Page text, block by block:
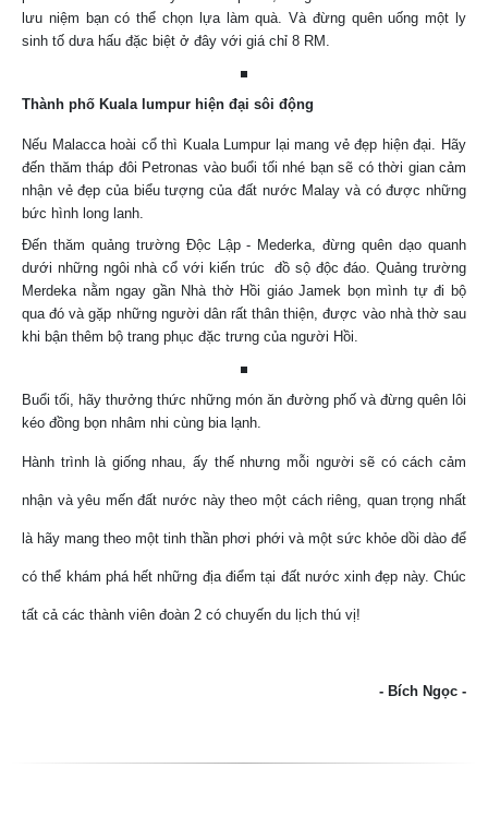
lưu niệm bạn có thể chọn lựa làm quà. Và đừng quên uống một ly
sinh tố dưa hấu đặc biệt ở đây với giá chỉ 8 RM.
Thành phố Kuala lumpur hiện đại sôi động
Nếu Malacca hoài cổ thì Kuala Lumpur lại mang vẻ đẹp hiện đại. Hãy
đến thăm tháp đôi Petronas vào buổi tối nhé bạn sẽ có thời gian cảm
nhận vẻ đẹp của biểu tượng của đất nước Malay và có được những
bức hình long lanh.
Đến thăm quảng trường Độc Lập - Mederka, đừng quên dạo quanh
dưới những ngôi nhà cổ với kiến trúc đồ sộ độc đáo. Quảng trường
Merdeka nằm ngay gần Nhà thờ Hồi giáo Jamek bọn mình tự đi bộ
qua đó và gặp những người dân rất thân thiện, được vào nhà thờ sau
khi bận thêm bộ trang phục đặc trưng của người Hồi.
Buổi tối, hãy thưởng thức những món ăn đường phố và đừng quên lôi
kéo đồng bọn nhâm nhi cùng bia lạnh.
Hành trình là giống nhau, ấy thế nhưng mỗi người sẽ có cách cảm
nhận và yêu mến đất nước này theo một cách riêng, quan trọng nhất
là hãy mang theo một tinh thần phơi phới và một sức khỏe dồi dào để
có thể khám phá hết những địa điểm tại đất nước xinh đẹp này. Chúc
tất cả các thành viên đoàn 2 có chuyến du lịch thú vị!
- Bích Ngọc -